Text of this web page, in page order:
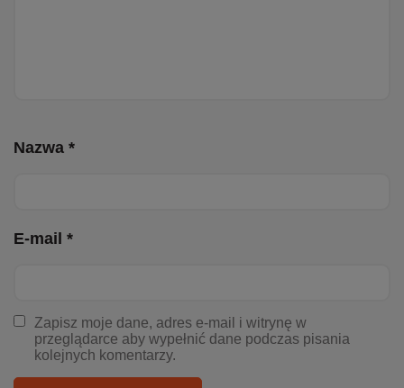
Nazwa *
E-mail *
Zapisz moje dane, adres e-mail i witrynę w
przeglądarce aby wypełnić dane podczas pisania
kolejnych komentarzy.